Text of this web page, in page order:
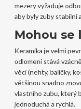
mezery vyžaduje
aby byly zuby stabilní
Mohou se
Keramika je velmi
odlomení stává
věci (nehty, balíčky,
většinou snadno
vlastního zubu, který
jednoduchá a rychlá.